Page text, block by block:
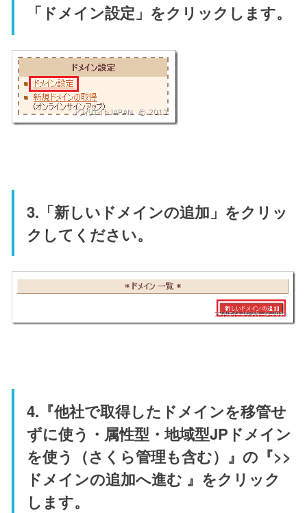
「ドメイン設定」をクリックします。
3.「新しいドメインの追加」をクリッ
クしてください。
4.『他社で取得したドメインを移管せ
ずに使う・属性型・地域型JPドメイン
を使う（さくら管理も含む）』の『>>
ドメインの追加へ進む 』をクリック
します。